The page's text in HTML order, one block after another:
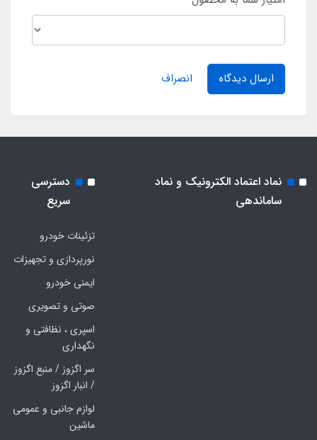
ارسال دیدگاه انصراف
نماد اعتماد الکترونیک و نماد
ساماندهی
دسترسی
سریع
تزئینات خودرو
نورپردازی و تجهیزات
ایمنی خودرو
صوتی و تصویری
اسپری ، نظافتی و
نگهداری
سر اگزوز / منبع اگزوز
/ انبار اگزوز
لوازم جانبی و عمومی
ماشین